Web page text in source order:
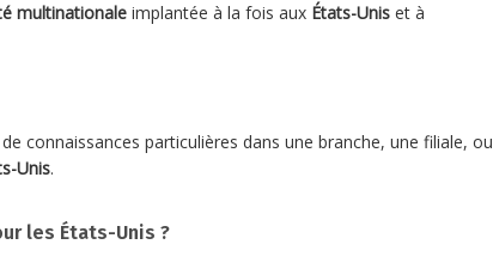
multinationale implantée à la fois aux États-Unis et à
connaissances particulières dans une branche, une filiale, ou
Unis.
les États-Unis ?